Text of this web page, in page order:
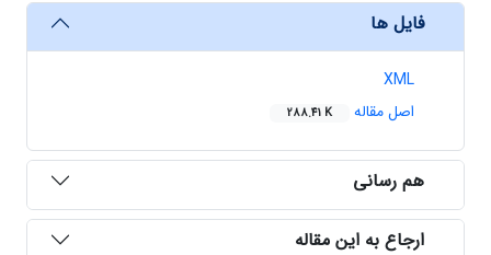
فایل ها
XML
اصل مقاله
288.41 K
هم رسانی
ارجاع به این مقاله